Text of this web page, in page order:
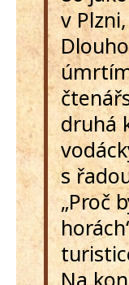
v
druhá
s
„Proč
Na